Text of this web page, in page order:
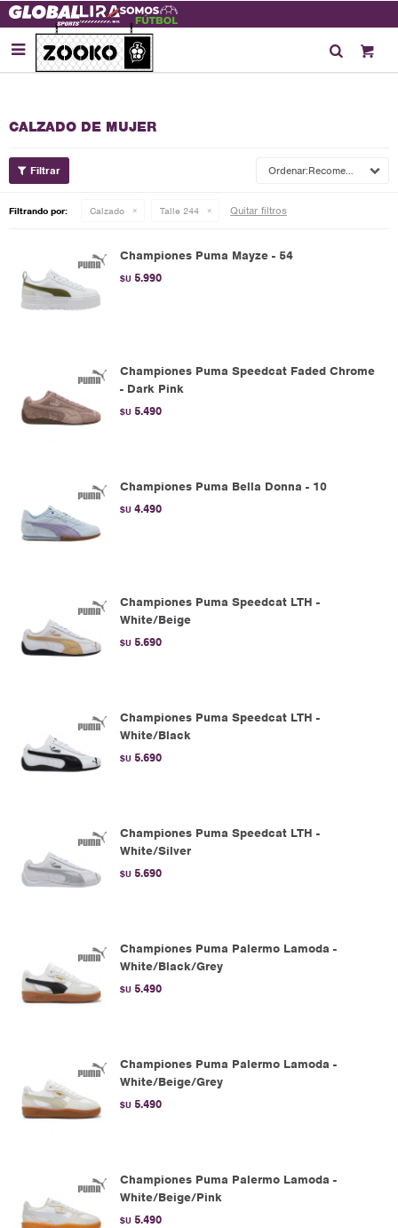

CALZADO DE MUJER
Recomendados
Filtrando por: Calzado Talle 244 Quitar filtros
Championes Puma Mayze - 54
$U 5.990
Championes Puma Speedcat Faded Chrome
- Dark Pink
$U 5.490
Championes Puma Bella Donna - 10
$U 4.490
Championes Puma Speedcat LTH -
White/Beige
$U 5.690
Championes Puma Speedcat LTH -
White/Black
$U 5.690
Championes Puma Speedcat LTH -
White/Silver
$U 5.690
Championes Puma Palermo Lamoda -
White/Black/Grey
$U 5.490
Championes Puma Palermo Lamoda -
White/Beige/Grey
$U 5.490
Championes Puma Palermo Lamoda -
White/Beige/Pink
$U 5.490